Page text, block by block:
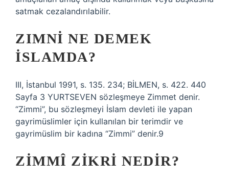
satmak cezalandırılabilir.
ZIMNI NE DEMEK
ISLAMDA?
III, İstanbul 1991, s. 135. 234; BİLMEN, s. 422. 440
Sayfa 3 YURTSEVEN sözleşmeye Zimmet denir.
“Zimmi”, bu sözleşmeyi İslam devleti ile yapan
gayrimüslimler için kullanılan bir terimdir ve
gayrimüslim bir kadına “Zimmi” denir.9
ZIMMÎ ZIKRI NEDIR?